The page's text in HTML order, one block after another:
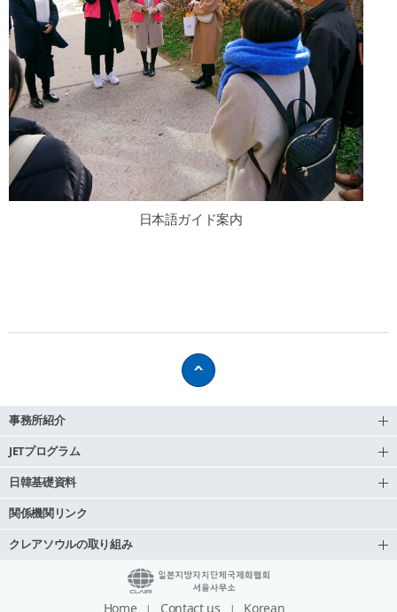
日本語ガイド案内
事務所紹介
JETプログラム
日韓基礎資料
関係機関リンク
クレアソウルの取り組み
Home Contact us Korean